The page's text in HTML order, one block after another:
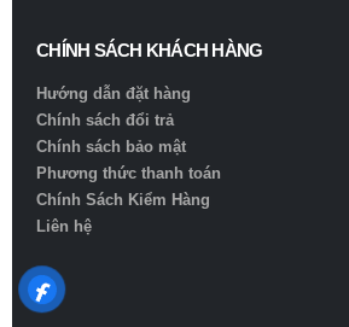
CHÍNH SÁCH KHÁCH HÀNG
Hướng dẫn đặt hàng
Chính sách đổi trả
Chính sách bảo mật
Phương thức thanh toán
Chính Sách Kiểm Hàng
Liên hệ